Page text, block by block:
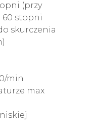
(przy
60 stopni
skurczenia
min
max